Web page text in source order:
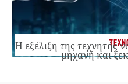
Η εξέλιξη της τεχνητής
μηχανή και